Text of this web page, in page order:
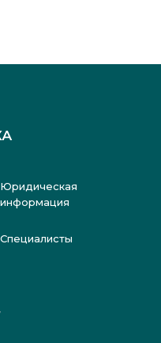
Юридическая
информация
Специалисты